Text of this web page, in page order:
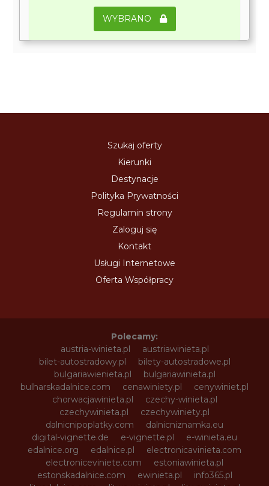
WYBRANO
Szukaj oferty
Kierunki
Destynacje
Polityka Prywatności
Regulamin strony
Zaloguj się
Kontakt
Usługi Internetowe
Oferta Współpracy
Polecamy:
austria-winieta.pl
austriawinieta.pl
bilet-autostradowy.pl
bilety-autostradowe.pl
bulgariawienieta.pl
bulgariawinieta.pl
bulharskadalnice.com
cenawiniety.pl
cenywiniet.pl
chorwacjawinieta.pl
czechy-winieta.pl
czechywinieta.pl
czechywiniety.pl
dalnicnipoplatky.com
dalnicniznamka.eu
digital-vignette.de
e-vignette.pl
e-winieta.eu
edalnice.org
edalnice.pl
electronicavinieta.com
electroniceviniete.com
estoniawinieta.pl
estonskadalnice.com
ewinieta.pl
info365.pl